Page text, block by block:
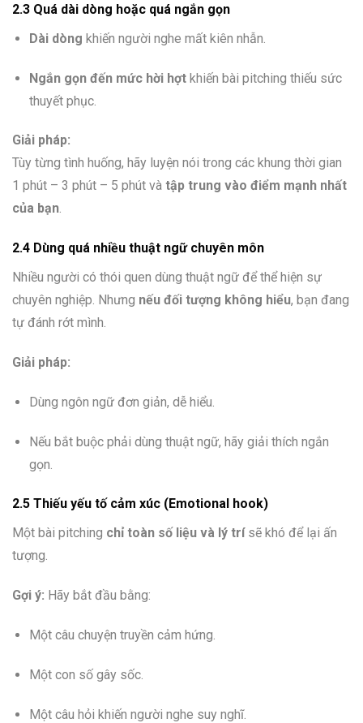
2.3 Quá dài dòng hoặc quá ngắn gọn
Dài dòng khiến người nghe mất kiên nhẫn.
Ngắn gọn đến mức hời hợtkhiến bài pitching thiếu sức
thuyết phục.
Giải pháp:
Tùy từng tình huống, hãy luyện nói trong các khung thời gian
1 phút – 3 phút – 5 phút và tập trung vào điểm mạnh nhất
của bạn.
2.4 Dùng quá nhiều thuật ngữ chuyên môn
Nhiều người có thói quen dùng thuật ngữ để thể hiện sự
chuyên nghiệp. Nhưng nếu đối tượng không hiểu, bạn đang
tự đánh rớt mình.
Giải pháp:
Dùng ngôn ngữ đơn giản, dễ hiểu.
Nếu bắt buộc phải dùng thuật ngữ, hãy giải thích ngắn
gọn.
2.5 Thiếu yếu tố cảm xúc (Emotional hook)
Một bài pitching chỉ toàn số liệu và lý trísẽ khó để lại ấn
tượng.
Gợi ý: Hãy bắt đầu bằng:
Một câu chuyện truyền cảm hứng.
Một con số gây sốc.
Một câu hỏi khiến người nghe suy nghĩ.